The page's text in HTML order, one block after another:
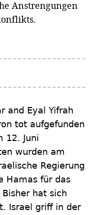
Anstrengungen
and Eyal Yifrah
tot aufgefunden
12. Juni
wurden am
Regierung
Hamas für das
hat sich
Israel griff in der